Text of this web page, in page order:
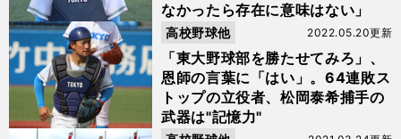
なかったら存在に意味はない」
「東大野球部を勝たせてみろ」、
恩師の言葉に「はい」。64連敗ス
トップの立役者、松岡泰希捕手の
武器は"記憶力"
2022.05.20更新
高校野球他